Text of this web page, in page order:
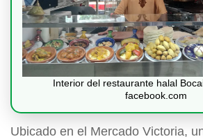
Interior del restaurante halal
facebook.com
Ubicado en el Mercado Victoria,